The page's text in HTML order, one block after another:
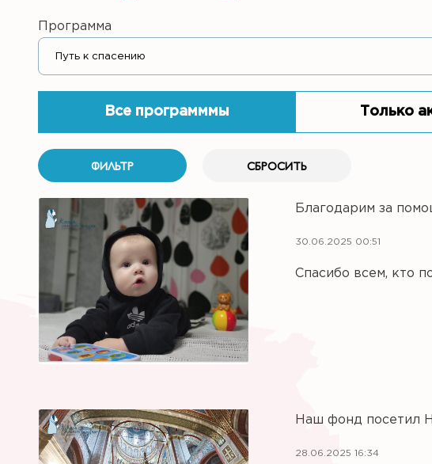
Программа
Все программмы Только
Благодарим за
30.06.2025 00:51
Спасибо всем, кто
Наш фонд посетил
28.06.2025 16:34